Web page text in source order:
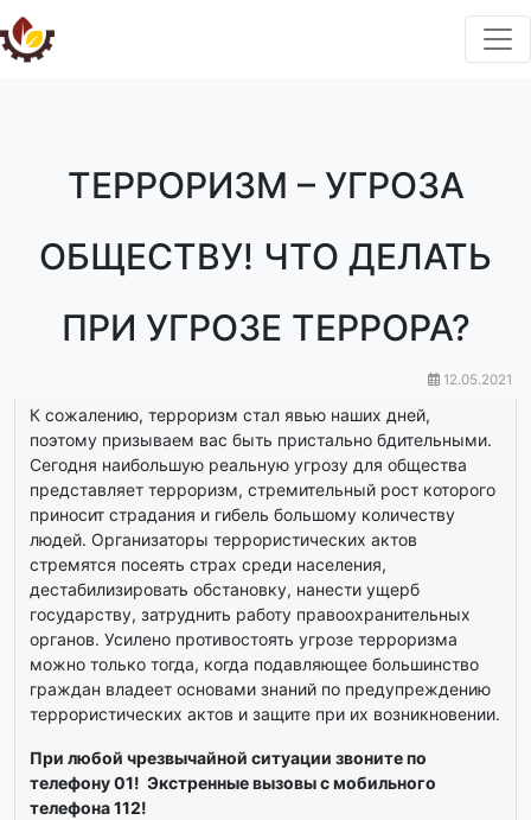
ТЕРРОРИЗМ – УГРОЗА
ОБЩЕСТВУ! ЧТО ДЕЛАТЬ
ПРИ УГРОЗЕ ТЕРРОРА?
12.05.2021
К сожалению, терроризм стал явью наших дней,
поэтому призываем вас быть пристально бдительными.
Сегодня наибольшую реальную угрозу для общества
представляет терроризм, стремительный рост которого
приносит страдания и гибель большому количеству
людей. Организаторы террористических актов
стремятся посеять страх среди населения,
дестабилизировать обстановку, нанести ущерб
государству, затруднить работу правоохранительных
органов. Усилено противостоять угрозе терроризма
можно только тогда, когда подавляющее большинство
граждан владеет основами знаний по предупреждению
террористических актов и защите при их возникновении.
При любой чрезвычайной ситуации звоните по
телефону 01! Экстренные вызовы с мобильного
телефона 112!